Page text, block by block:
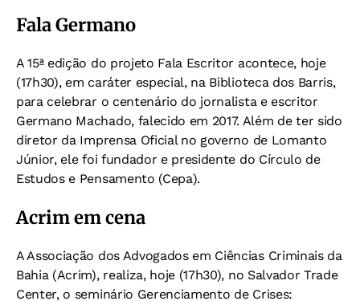
Fala Germano
A 15ª edição do projeto Fala Escritor acontece, hoje
(17h30), em caráter especial, na Biblioteca dos Barris,
para celebrar o centenário do jornalista e escritor
Germano Machado, falecido em 2017. Além de ter sido
diretor da Imprensa Oficial no governo de Lomanto
Júnior, ele foi fundador e presidente do Círculo de
Estudos e Pensamento (Cepa).
Acrim em cena
A Associação dos Advogados em Ciências Criminais da
Bahia (Acrim), realiza, hoje (17h30), no Salvador Trade
Center, o seminário Gerenciamento de Crises: